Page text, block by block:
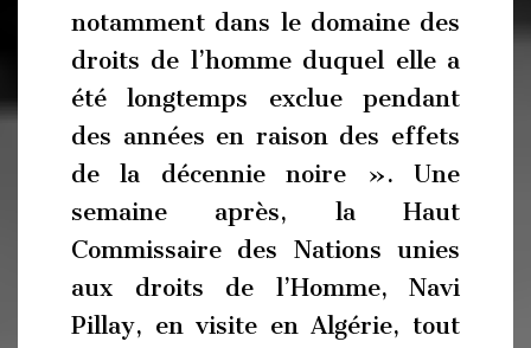
notamment dans le domaine des
droits de l’homme duquel elle a
été longtemps exclue pendant
des années en raison des effets
de la décennie noire ». Une
semaine après, la Haut
Commissaire des Nations unies
aux droits de l’Homme, Navi
Pillay, en visite en Algérie, tout